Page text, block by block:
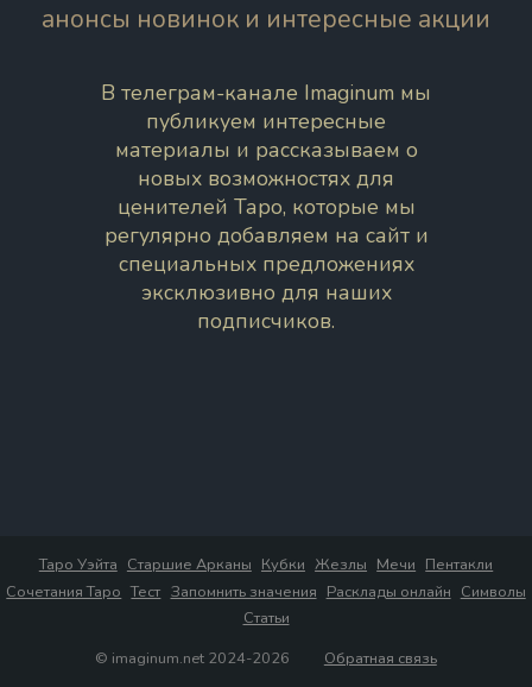
анонсы новинок и интересные акции
В телеграм-канале Imaginum мы
публикуем интересные
материалы и рассказываем о
новых возможностях для
ценителей Таро, которые мы
регулярно добавляем на сайт и
специальных предложениях
эксклюзивно для наших
подписчиков.
Таро Уэйта Старшие Арканы Кубки Жезлы Мечи Пентакли
Сочетания Таро Тест Запомнить значения Расклады онлайн Символы
Статьи
© imaginum.net 2024-2026
Обратная связь